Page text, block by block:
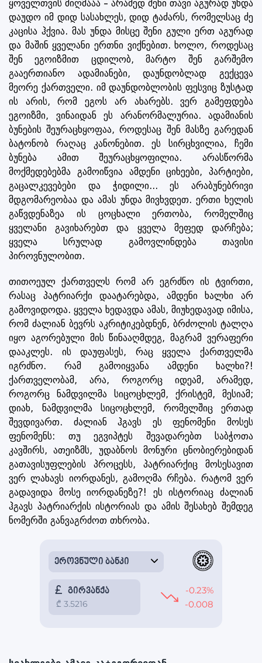
ყოველთვის მიღმააა – არამედ შენი თავი აგურად უნდა
დაუდო იმ დიდ სასახლეს, დიდ ტაძარს, რომელსაც ძე
კაცისა ჰქვია. მას უნდა მისცე შენი გული ერთ აგურად
და მაშინ ყველანი ერთნი ვიქნებით. ხოლო, როდესაც
შენ ეგოიზმით ცდილობ, მარტო შენ გარშემო
გააერთიანო ადამიანები, დაუნდობლად გექცევა
მეორე ქართველი. იმ დაუნდობლობის ფესვიც ზუსტად
ის არის, რომ ეგოს არ ახარებს. ვერ გამეფდება
ეგოიზმი, ვინაიდან ეს არანორმალურია. ადამიანის
ბუნების შეურაცხყოფაა, როდესაც შენ მასზე გარედან
ბატონობ რაღაც კანონებით. ეს სირცხვილია, ჩემი
ბუნება ამით შეურაცხყოფილია. არასწორმა
მოქმედებებმა გამოიწვია ამდენი ციხეები, პარტიები,
გაცალკევებები და ჭიდილი... ეს არაბუნებრივი
მდგომარეობაა და ამას უნდა მივხვდეთ. ერთი ხელის
გაწვდენაზეა ის ცოცხალი ერთობა, რომელშიც
ყველანი გავიხარებთ და ყველა მეფედ დარჩება;
ყველა სრულად გამოვლინდება თავისი
პიროვნულობით.
თითოეულ ქართველს რომ არ ეგრძნო ის ტვირთი,
რასაც პატრიარქი დაატარებდა, ამდენი ხალხი არ
გამოვიდოდა. ყველა ხედავდა ამას, მიუხედავად იმისა,
რომ ძალიან ბევრს აკრიტიკებდნენ, ბრძოლის ტალღა
იყო აგორებული მის წინააღმდეგ, მაგრამ ვერაფერი
დააკლეს. ის დაუფასეს, რაც ყველა ქართველმა
იგრძნო. რამ გამოიყვანა ამდენი ხალხი?!
ქართველობამ, არა, როგორც იდეამ, არამედ,
როგორც ნამდვილმა სიცოცხლემ, ქრისტემ, მესიამ;
დიახ, ნამდვილმა სიცოცხლემ, რომელშიც ერთად
შევდივართ. ძალიან ჰგავს ეს ფენომენი მოსეს
ფენომენს: თუ ეგვიპტეს შევადარებთ საბჭოთა
კავშირს, ათეიზმს, უდაბნოს მონური ცნობიერებიდან
გათავისუფლების პროცესს, პატრიარქიც მოსესავით
ვერ ლახავს იორდანეს, გამოღმა რჩება. რატომ ვერ
გადავიდა მოსე იორდანეზე?! ეს ისტორიაც ძალიან
ჰგავს პატრიარქის ისტორიას და ამის შესახებ შემდეგ
ნომერში განვაგრძოთ თხრობა.